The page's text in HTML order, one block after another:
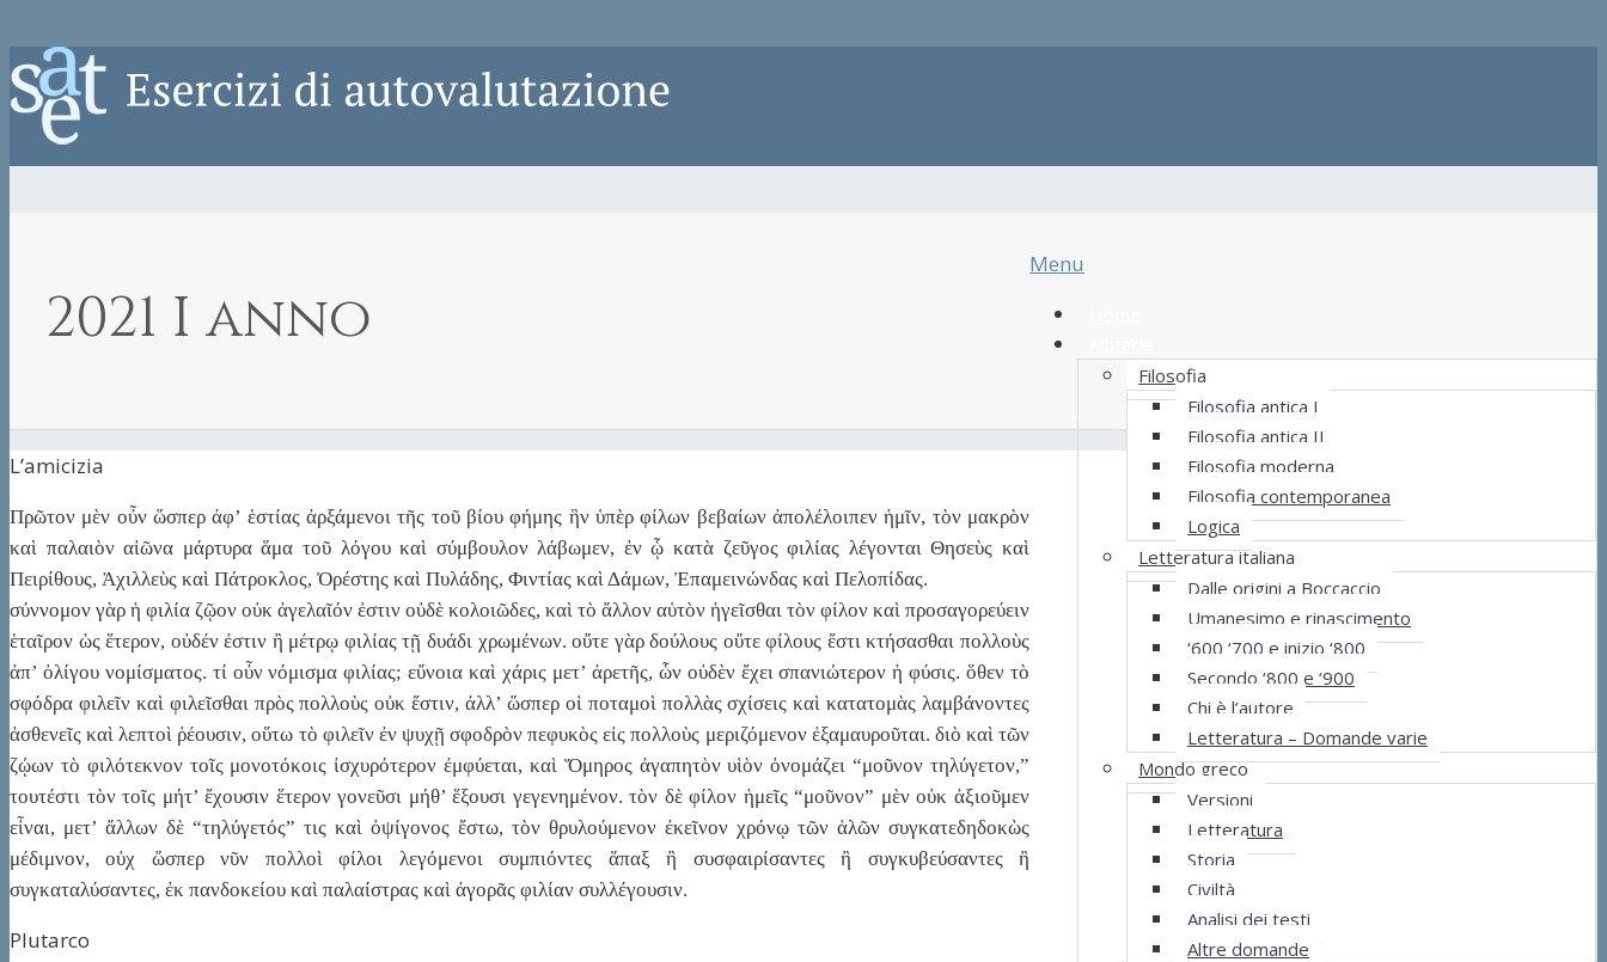
Menu
Filosofia
Filosofia antica I
Filosofia antica II
Filosofia moderna
Filosofia contemporanea
Logica
Letteratura italiana
Dalle origini a Boccaccio
Umanesimo e rinascimento
‘600 ‘700 e inizio ‘800
Secondo ‘800 e ‘900
Chi è l’autore
Letteratura – Domande varie
Mondo greco
Versioni
Letteratura
Storia
Civiltà
Analisi dei testi
Altre domande
2021 I anno
L’amicizia
Πρῶτον μὲν οὖν ὥσπερ ἀφ’ ἑστίας ἀρξάμενοι τῆς τοῦ βίου φήμης ἣν ὑπὲρ φίλων βεβαίων ἀπολέλοιπεν ἡμῖν, τὸν μακρὸν
καὶ παλαιὸν αἰῶνα μάρτυρα ἅμα τοῦ λόγου καὶ σύμβουλον λάβωμεν, ἐν ᾧ κατὰ ζεῦγος φιλίας λέγονται Θησεὺς καὶ
Πειρίθους, Ἀχιλλεὺς καὶ Πάτροκλος, Ὀρέστης καὶ Πυλάδης, Φιντίας καὶ Δάμων, Ἐπαμεινώνδας καὶ Πελοπίδας.
σύννομον γὰρ ἡ φιλία ζῷον οὐκ ἀγελαῖόν ἐστιν οὐδὲ κολοιῶδες, καὶ τὸ ἄλλον αὑτὸν ἡγεῖσθαι τὸν φίλον καὶ προσαγορεύειν
ἑταῖρον ὡς ἕτερον, οὐδέν ἐστιν ἢ μέτρῳ φιλίας τῇ δυάδι χρωμένων. οὔτε γὰρ δούλους οὔτε φίλους ἔστι κτήσασθαι πολλοὺς
ἀπ’ ὀλίγου νομίσματος. τί οὖν νόμισμα φιλίας; εὔνοια καὶ χάρις μετ’ ἀρετῆς, ὧν οὐδὲν ἔχει σπανιώτερον ἡ φύσις. ὅθεν τὸ
σφόδρα φιλεῖν καὶ φιλεῖσθαι πρὸς πολλοὺς οὐκ ἔστιν, ἀλλ’ ὥσπερ οἱ ποταμοὶ πολλὰς σχίσεις καὶ κατατομὰς λαμβάνοντες
ἀσθενεῖς καὶ λεπτοὶ ῥέουσιν, οὕτω τὸ φιλεῖν ἐν ψυχῇ σφοδρὸν πεφυκὸς εἰς πολλοὺς μεριζόμενον ἐξαμαυροῦται. διὸ καὶ τῶν
ζῴων τὸ φιλότεκνον τοῖς μονοτόκοις ἰσχυρότερον ἐμφύεται, καὶ Ὅμηρος ἀγαπητὸν υἱὸν ὀνομάζει “μοῦνον τηλύγετον,”
τουτέστι τὸν τοῖς μήτ’ ἔχουσιν ἕτερον γονεῦσι μήθ’ ἕξουσι γεγενημένον. τὸν δὲ φίλον ἡμεῖς “μοῦνον” μὲν οὐκ ἀξιοῦμεν
εἶναι, μετ’ ἄλλων δὲ “τηλύγετός” τις καὶ ὀψίγονος ἔστω, τὸν θρυλούμενον ἐκεῖνον χρόνῳ τῶν ἁλῶν συγκατεδηδοκὼς
μέδιμνον, οὐχ ὥσπερ νῦν πολλοὶ φίλοι λεγόμενοι συμπιόντες ἅπαξ ἢ συσφαιρίσαντες ἢ συγκυβεύσαντες ἢ
συγκαταλύσαντες, ἐκ πανδοκείου καὶ παλαίστρας καὶ ἀγορᾶς φιλίαν συλλέγουσιν.
Plutarco